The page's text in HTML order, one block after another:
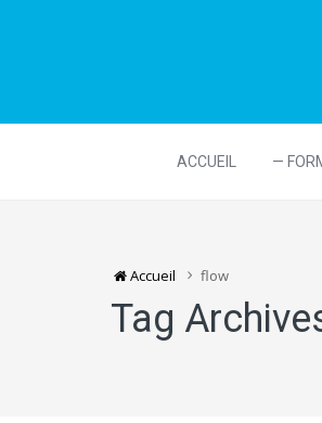
ACCUEIL —
Accueil flow
Tag